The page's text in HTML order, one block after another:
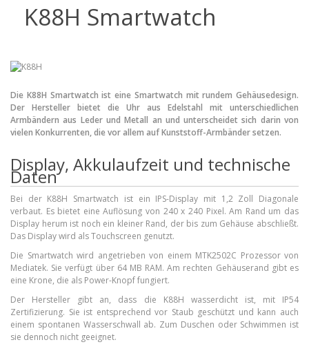
BASE
o2
Smartphonetarife
Datentarife
Flatrate-Prepaidtarife
Mobilfunk-Vergleichsrechner
Mobilfunk-Tarifrechner
Flatrate-Datentarife
K88H Smartwatch
Die K88H Smartwatch ist eine Smartwatch mit rundem Gehäusedesign.
Der Hersteller bietet die Uhr aus Edelstahl mit unterschiedlichen
Armbändern aus Leder und Metall an und unterscheidet sich darin von
vielen Konkurrenten, die vor allem auf Kunststoff-Armbänder setzen.
Display, Akkulaufzeit und technische
Daten
Bei der K88H Smartwatch ist ein IPS-Display mit 1,2 Zoll Diagonale
verbaut. Es bietet eine Auflösung von 240 x 240 Pixel. Am Rand um das
Display herum ist noch ein kleiner Rand, der bis zum Gehäuse abschließt.
Das Display wird als Touchscreen genutzt.
Die Smartwatch wird angetrieben von einem MTK2502C Prozessor von
Mediatek. Sie verfügt über 64 MB RAM. Am rechten Gehäuserand gibt es
eine Krone, die als Power-Knopf fungiert.
Der Hersteller gibt an, dass die K88H wasserdicht ist, mit IP54
Zertifizierung. Sie ist entsprechend vor Staub geschützt und kann auch
einem spontanen Wasserschwall ab. Zum Duschen oder Schwimmen ist
sie dennoch nicht geeignet.